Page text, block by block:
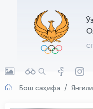
Бош саҳифа
OLYMPCHIK AI -
Онлайн · olympic.uz